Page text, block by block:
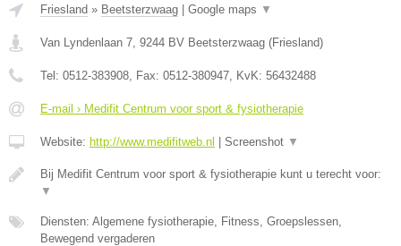
Friesland » Beetsterzwaag Google maps ▼
Van Lyndenlaan 7 9244 BV Beetsterzwaag (Friesland)
Tel: 0512-383908 , Fax: 0512-380947 , KvK: 56432488
E-mail › Medifit Centrum voor sport & fysiotherapie
Website: http://www.medifitweb.nl Screenshot ▼
Bij Medifit Centrum voor sport & fysiotherapie kunt u terecht voor:
▼
Diensten: Algemene fysiotherapie, Fitness, Groepslessen,
Bewegend vergaderen